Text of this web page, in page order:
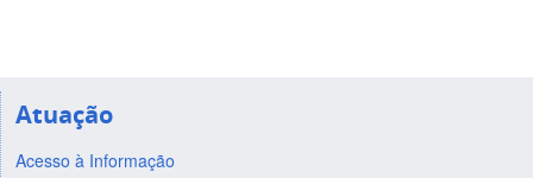
Atuação
Acesso à Informação